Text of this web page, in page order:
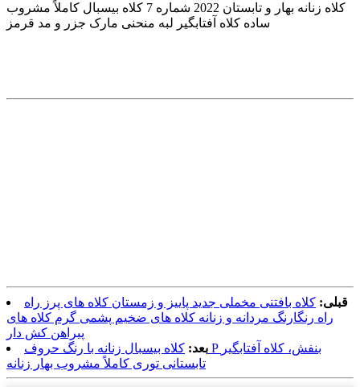
کلاه زنانه بهار و تابستان 2022 شماره 7 کلاه بیسبال کاملاً مشروب
ساده کلاه آفتابگیر لبه منحنی مارک جزر و مد قرمز
قبلی: کلاه بافتنی مخملی جدید پاییز و زمستان کلاه های پرز راه
راه رنگارنگ مردانه و زنانه کلاه های ضخیم پشمی گرم کلاه های
پیراهن کش دار
بعد: کلاه بیسبال زنانه با رنگ حروف P بنفش، کلاه آفتابگیر
تابستانی توری کاملاً مشروب بهار زنانه